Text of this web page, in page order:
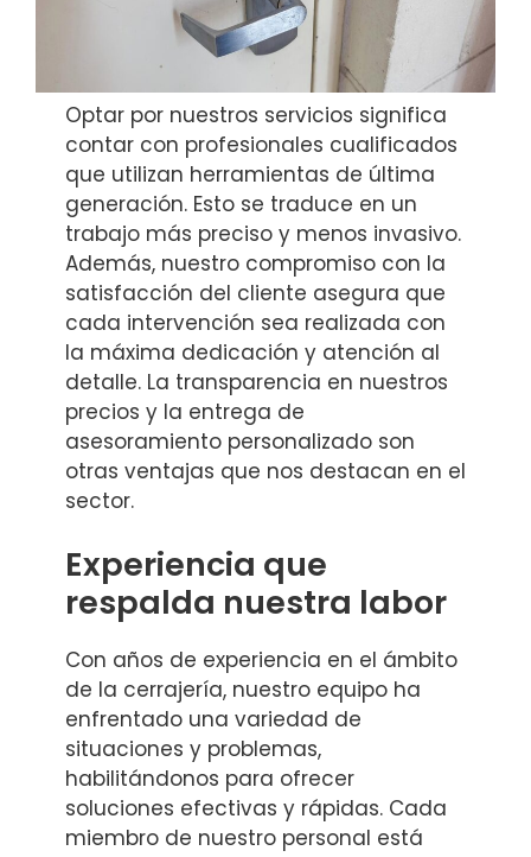
Optar por nuestros servicios significa
contar con profesionales cualificados
que utilizan herramientas de última
generación. Esto se traduce en un
trabajo más preciso y menos invasivo.
Además, nuestro compromiso con la
satisfacción del cliente asegura que
cada intervención sea realizada con
la máxima dedicación y atención al
detalle. La transparencia en nuestros
precios y la entrega de
asesoramiento personalizado son
otras ventajas que nos destacan en el
sector.
Experiencia que
respalda nuestra labor
Con años de experiencia en el ámbito
de la cerrajería, nuestro equipo ha
enfrentado una variedad de
situaciones y problemas,
habilitándonos para ofrecer
soluciones efectivas y rápidas. Cada
miembro de nuestro personal está